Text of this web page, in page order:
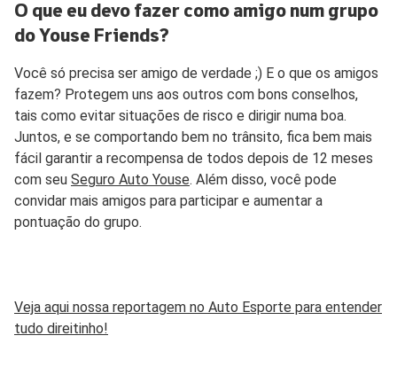
O que eu devo fazer como amigo num grupo
do Youse Friends?
Você só precisa ser amigo de verdade ;) E o que os amigos
fazem? Protegem uns aos outros com bons conselhos,
tais como evitar situações de risco e dirigir numa boa.
Juntos, e se comportando bem no trânsito, fica bem mais
fácil garantir a recompensa de todos depois de 12 meses
com seu Seguro Auto Youse. Além disso, você pode
convidar mais amigos para participar e aumentar a
pontuação do grupo.
Veja aqui nossa reportagem no Auto Esporte para entender
tudo direitinho!